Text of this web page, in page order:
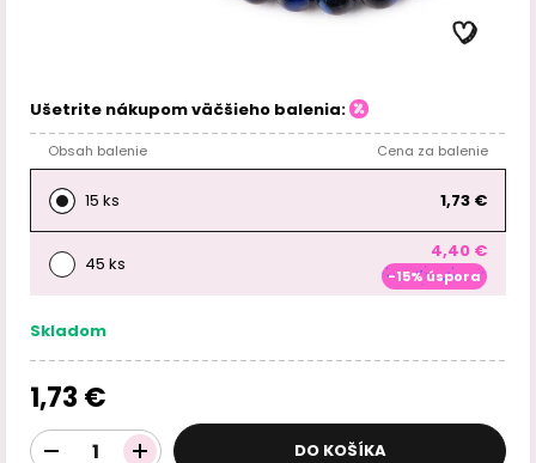
Ušetrite nákupom väčšieho balenia:
Obsah balenie Cena za balenie
15 ks 1,73 €
45 ks
4,40 €
-15% úspora
Skladom
1,73 €
DO KOŠÍKA